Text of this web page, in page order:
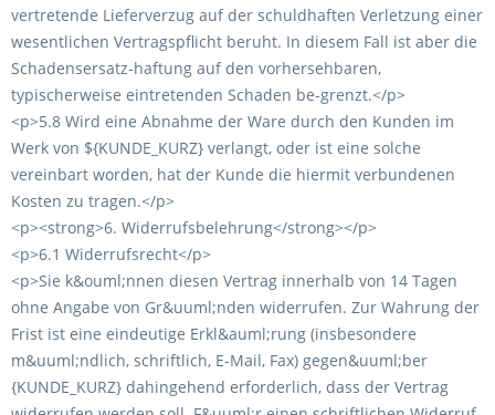
vertretende Lieferverzug auf der schuldhaften Verletzung einer
wesentlichen Vertragspflicht beruht. In diesem Fall ist aber die
Schadensersatz-haftung auf den vorhersehbaren,
typischerweise eintretenden Schaden be-grenzt.</p>
<p>5.8 Wird eine Abnahme der Ware durch den Kunden im
Werk von ${KUNDE_KURZ} verlangt, oder ist eine solche
vereinbart worden, hat der Kunde die hiermit verbundenen
Kosten zu tragen.</p>
<p><strong>6. Widerrufsbelehrung</strong></p>
<p>6.1 Widerrufsrecht</p>
<p>Sie k&ouml;nnen diesen Vertrag innerhalb von 14 Tagen
ohne Angabe von Gr&uuml;nden widerrufen. Zur Wahrung der
Frist ist eine eindeutige Erkl&auml;rung (insbesondere
m&uuml;ndlich, schriftlich, E-Mail, Fax) gegen&uuml;ber
{KUNDE_KURZ} dahingehend erforderlich, dass der Vertrag